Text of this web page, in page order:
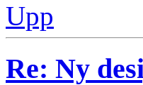
Upp
Re: Ny